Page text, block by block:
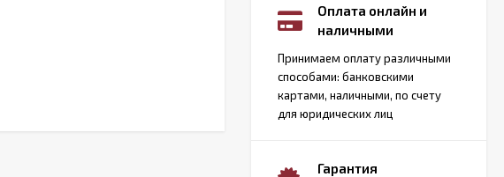
Оплата онлайн и
наличными
Принимаем оплату различными
способами: банковскими
картами, наличными, по счету
для юридических лиц
Гарантия